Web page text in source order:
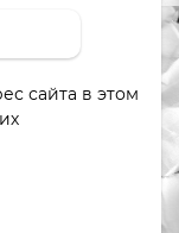
сайта в этом